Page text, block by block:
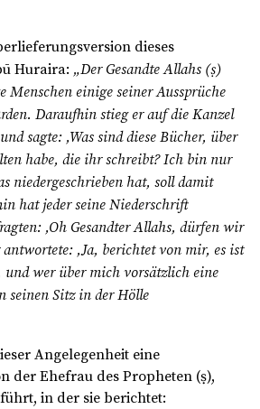
dieses
Huraira: „Der Gesandte Allahs (ṣ)
Menschen einige seiner Aussprüche
Daraufhin stieg er auf die Kanzel
sagte: ,Was sind diese Bücher, über
habe, die ihr schreibt? Ich bin nur
niedergeschrieben hat, soll damit
hat jeder seine Niederschrift
,Oh Gesandter Allahs, dürfen wir
antwortete: ,Ja, berichtet von mir, es ist
und wer über mich vorsätzlich eine
seinen Sitz in der Hölle
Angelegenheit eine
der Ehefrau des Propheten (ṣ),
in der sie berichtet: